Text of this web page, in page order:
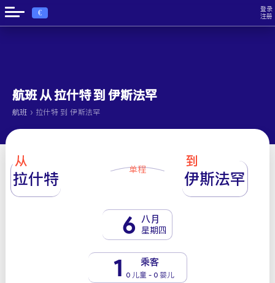
€
登录
注册
航班 从 拉什特 到 伊斯法罕
航班 › 拉什特 到 伊斯法罕
从
拉什特 单程
到
伊斯法罕
6 八月
星期四
1 乘客
0 儿童 - 0 婴儿